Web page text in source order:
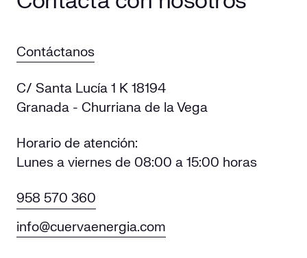
Contáctanos
C/ Santa Lucía 1 K 18194
Granada - Churriana de la Vega
Horario de atención:
Lunes a viernes de 08:00 a 15:00 horas
958 570 360
info@cuervaenergia.com